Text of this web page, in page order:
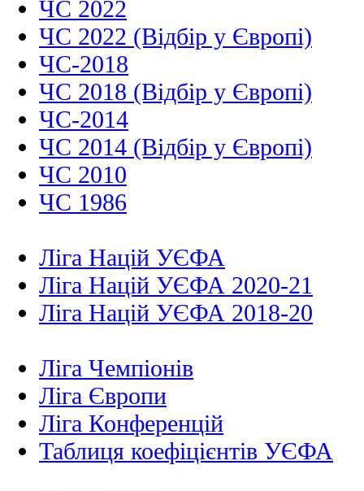
ЧС 2022
ЧС 2022 (Відбір у Європі)
ЧС-2018
ЧС 2018 (Відбір у Європі)
ЧС-2014
ЧС 2014 (Відбір у Європі)
ЧС 2010
ЧС 1986
Ліга Націй УЄФА
Ліга Націй УЄФА 2020-21
Ліга Націй УЄФА 2018-20
Ліга Чемпіонів
Ліга Європи
Ліга Конференцій
Таблиця коефіцієнтів УЄФА